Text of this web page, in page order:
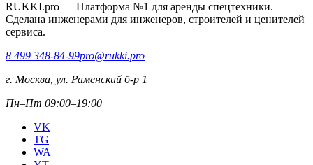
RUKKI.pro — Платформа №1 для аренды спецтехники.
Сделана инженерами для инженеров, строителей и ценителей
сервиса.
8 499 348-84-99pro@rukki.pro
г. Москва, ул. Раменский б-р 1
Пн–Пт 09:00–19:00
VK
TG
WA